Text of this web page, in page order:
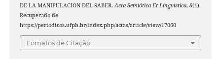
DE LA MANIPULACION DEL SABER.Acta Semiótica Et Lingvistica, 8(1).
Recuperado de
https://periodicos.ufpb.br/index.php/actas/article/view/17060
Fomatos de Citação